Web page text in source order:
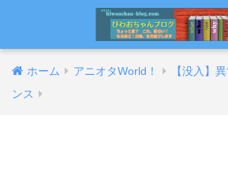
ホーム アニオタWorld！
【没入】
ンス